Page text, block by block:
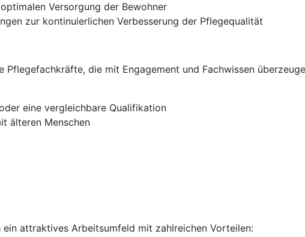
Versorgung der Bewohner
zur kontinuierlichen Verbesserung der Pflegequalität
die mit Engagement und Fachwissen
eine vergleichbare Qualifikation
älteren Menschen
attraktives Arbeitsumfeld mit zahlreichen Vorteilen: